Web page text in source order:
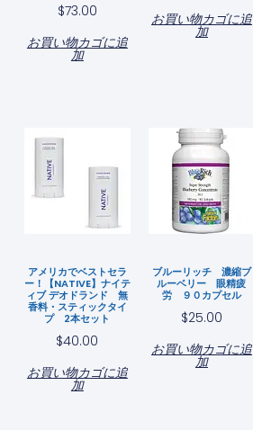
$73.00
お買い物カゴに追
加
お買い物カゴに追
加
アメリカでベストセラ
ー！【NATIVE】ナイテ
ィブ デオドランド 無
香料・スティックタイ
プ 2本セット
$40.00
お買い物カゴに追
加
ブルーリッチ 濃縮ブ
ルーベリー 眼精疲
労 ９０カプセル
$25.00
お買い物カゴに追
加